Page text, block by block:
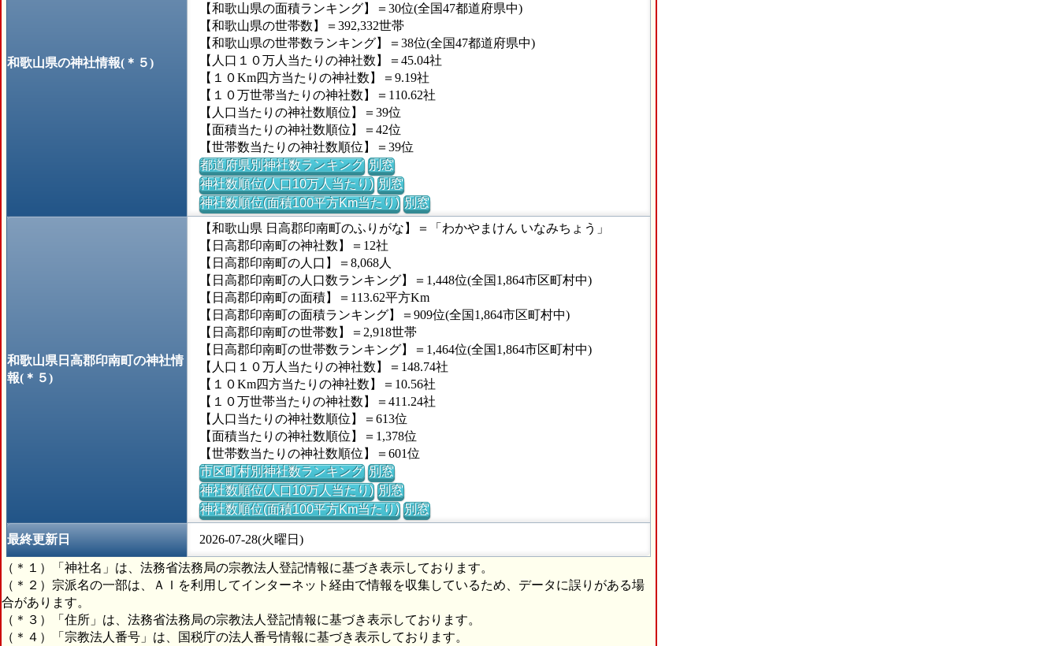
和歌山県の神社情報(＊５)
【和歌山県の面積ランキング】＝30位(全国47都道府県中)
【和歌山県の世帯数】＝392,332世帯
【和歌山県の世帯数ランキング】＝38位(全国47都道府県中)
【人口１０万人当たりの神社数】＝45.04社
【１０Km四方当たりの神社数】＝9.19社
【１０万世帯当たりの神社数】＝110.62社
【人口当たりの神社数順位】＝39位
【面積当たりの神社数順位】＝42位
【世帯数当たりの神社数順位】＝39位
都道府県別神社数ランキング 別窓
神社数順位(人口10万人当たり) 別窓
神社数順位(面積100平方Km当たり) 別窓
和歌山県日高郡印南町の神社情
報(＊５)
【和歌山県 日高郡印南町のふりがな】＝「わかやまけん いなみちょう」
【日高郡印南町の神社数】＝12社
【日高郡印南町の人口】＝8,068人
【日高郡印南町の人口数ランキング】＝1,448位(全国1,864市区町村中)
【日高郡印南町の面積】＝113.62平方Km
【日高郡印南町の面積ランキング】＝909位(全国1,864市区町村中)
【日高郡印南町の世帯数】＝2,918世帯
【日高郡印南町の世帯数ランキング】＝1,464位(全国1,864市区町村中)
【人口１０万人当たりの神社数】＝148.74社
【１０Km四方当たりの神社数】＝10.56社
【１０万世帯当たりの神社数】＝411.24社
【人口当たりの神社数順位】＝613位
【面積当たりの神社数順位】＝1,378位
【世帯数当たりの神社数順位】＝601位
市区町村別神社数ランキング 別窓
神社数順位(人口10万人当たり) 別窓
神社数順位(面積100平方Km当たり) 別窓
最終更新日 2026-07-28(火曜日)
（＊１）「神社名」は、法務省法務局の宗教法人登記情報に基づき表示しております。
（＊２）宗派名の一部は、ＡＩを利用してインターネット経由で情報を収集しているため、データに誤りがある場
合があります。
（＊３）「住所」は、法務省法務局の宗教法人登記情報に基づき表示しております。
（＊４）「宗教法人番号」は、国税庁の法人番号情報に基づき表示しております。